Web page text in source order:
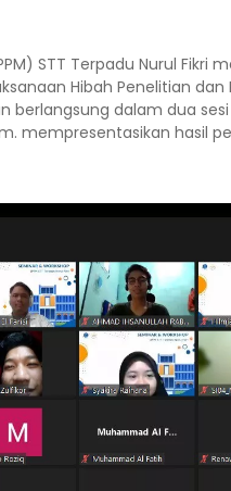
STT Terpadu Nurul Fikri
Hibah Penelitian dan
berlangsung dalam dua
mempresentasikan hasil